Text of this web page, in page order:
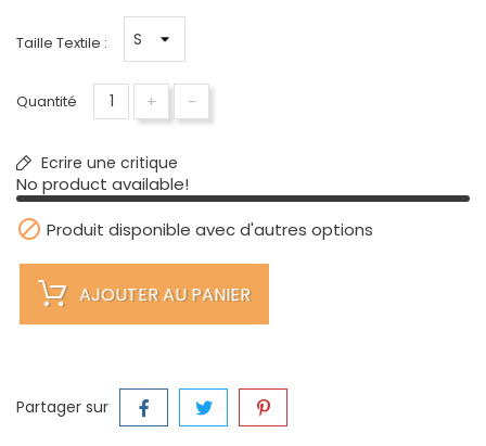
Taille Textile :
Quantité + -
Ecrire une critique
No product available!
 Produit disponible avec d'autres options
AJOUTER AU PANIER
Partager sur